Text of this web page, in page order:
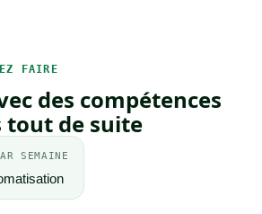
FAIRE
des compétences
tout de suite
SEMAINE